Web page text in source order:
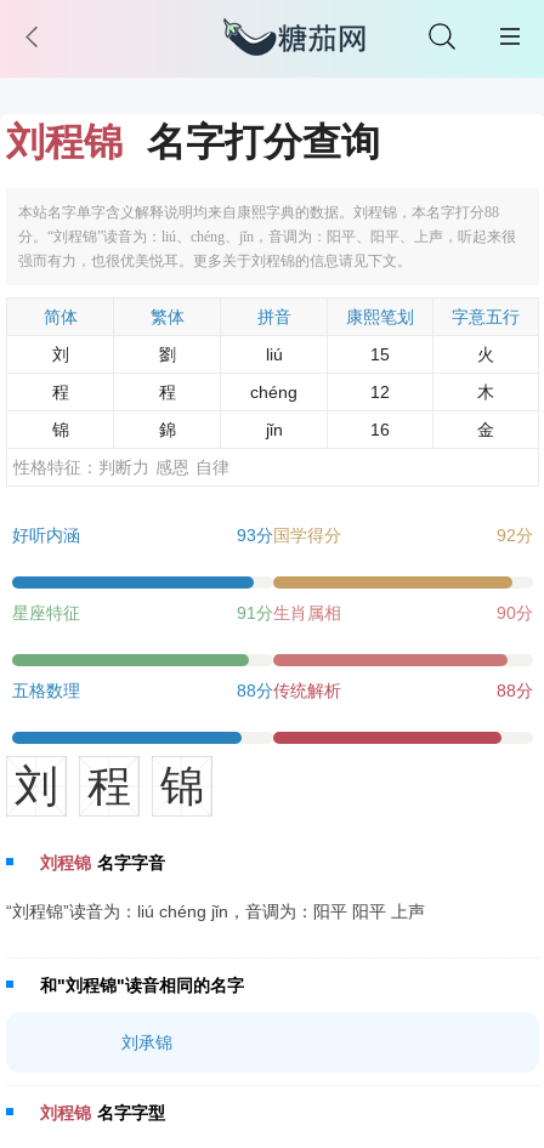
刘程锦 名字打分查询
本站名字单字含义解释说明均来自康熙字典的数据。刘程锦，本名字打分88
分。“刘程锦”读音为：liú、chéng、jǐn，音调为：阳平、阳平、上声，听起来很
强而有力，也很优美悦耳。更多关于刘程锦的信息请见下文。
简体 繁体 拼音 康熙笔划
字意五行
刘
劉 liú 15
火
程
程 chéng 12
木
锦
錦 jǐn 16
金
性格特征： 判断力 感恩 自律
好听内涵 93分国学得分 92分
星座特征 91分生肖属相 90分
五格数理 88分传统解析 88分
刘 程 锦
刘程锦 名字字音
“刘程锦”读音为：liú chéng jǐn，音调为：阳平 阳平 上声
和"刘程锦"读音相同的名字
刘承锦
刘程锦 名字字型